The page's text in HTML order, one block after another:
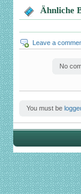
Ähnliche
Leave a
No
You must be